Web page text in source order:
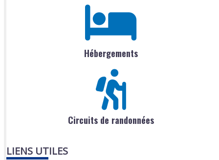
Hébergements
Circuits de randonnées
LIENS UTILES